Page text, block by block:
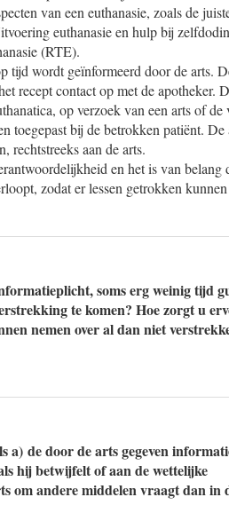
van een euthanasie, zoals de
euthanasie en hulp bij
(RTE).
wordt geïnformeerd door de arts.
recept contact op met de apotheker.
op verzoek van een arts of de
toegepast bij de betrokken patiënt.
rechtstreeks aan de arts.
en het is van belang
zodat er lessen getrokken
soms erg weinig tijd
te komen? Hoe zorgt u
nemen over al dan niet
a) de door de arts gegeven
hij betwijfelt of aan de wettelijke
om andere middelen vraagt dan in